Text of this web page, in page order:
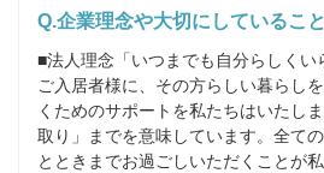
Q.企業理念や大切にしているこ
■法人理念「いつまでも自分らしくい
ご入居者様に、その方らしい暮らし
くためのサポートを私たちはいたし
取り」までを意味しています。全て
とときまでお過ごしいただくことが